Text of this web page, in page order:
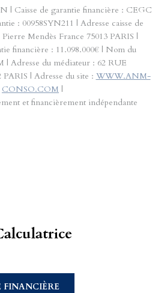
| Caisse de garantie financière : CEGC
: 00958SYN211 | Adresse caisse de
Mendès France 75013 PARIS |
financière : 11.098.000€ | Nom du
| Adresse du médiateur : 62 RUE
| Adresse du site : WWW.ANM-
CONSO.COM |
et financièrement indépendante
FINANCIÈRE